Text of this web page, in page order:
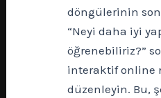
döngülerinin
“Neyi daha iyi
öğrenebiliriz?”
interaktif online
düzenleyin. Bu,